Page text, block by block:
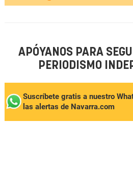
APÓYANOS PARA
PERIODISMO
Suscríbete gratis a nuestro
las alertas de Navarra.com